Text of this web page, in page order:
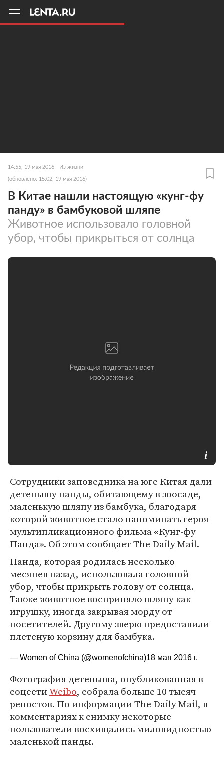
14:55, 19 мая 2016 Из жизни
(обновлено: 15:02, 19 мая 2016)
В Китае нашли настоящую «кунг-фу
панду» в бамбуковой шляпе
Животное использовало головной
убор, чтобы прикрыться от солнца
Сотрудники заповедника на юге Китая дали
детенышу панды, обитающему в зоосаде,
маленькую шляпу из бамбука, благодаря
которой животное стало напоминать героя
мультипликационного фильма «Кунг-фу
Панда». Об этом сообщает The Daily Mail.
Панда, которая родилась несколько
месяцев назад, использовала головной
убор, чтобы прикрыть голову от солнца.
Также животное восприняло шляпу как
игрушку, иногда закрывая морду от
посетителей. Другому зверю предоставили
плетеную корзину для бамбука.
— Women of China (@womenofchina)18 мая 2016 г.
Фотография детеныша, опубликованная в
соцсетиWeibo, собрала больше 10 тысяч
репостов. По информации The Daily Mail, в
комментариях к снимку некоторые
пользователи восхищались миловидностью
маленькой панды.